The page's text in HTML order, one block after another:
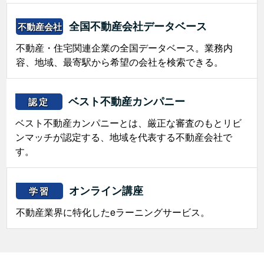
不動産会社 全国不動産会社データベース
不動産・住宅関連企業の全国データベース。業務内
容、地域、最寄駅から希望の会社を検索できる。
認定 ベスト不動産カンパニー
ベスト不動産カンパニーとは、厳正な審査のもとリビ
ンマッチが認定する、地域を代表する不動産会社で
す。
学習 オンライン講座
不動産業界に特化したeラーニングサービス。